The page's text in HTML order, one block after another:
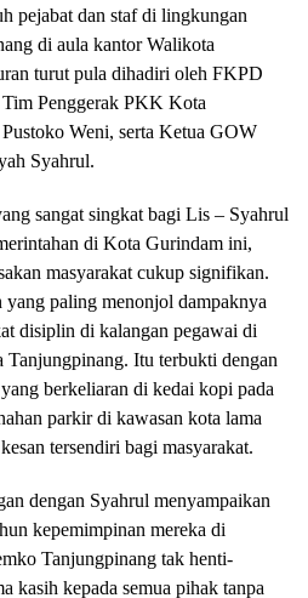
pejabat dan staf di lingkungan
di aula kantor Walikota
turut pula dihadiri oleh FKPD
Penggerak PKK Kota
Weni, serta Ketua GOW
Syahrul.
sangat singkat bagi Lis – Syahrul
di Kota Gurindam ini,
masyarakat cukup signifikan.
yang paling menonjol dampaknya
disiplin di kalangan pegawai di
Itu terbukti dengan
berkeliaran di kedai kopi pada
parkir di kawasan kota lama
tersendiri bagi masyarakat.
dengan Syahrul menyampaikan
kepemimpinan mereka di
Tanjungpinang tak henti-
kasih kepada semua pihak tanpa